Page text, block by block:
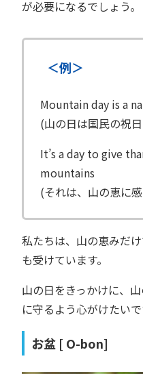
が必要になるでしょう。
＜例＞
Mountain day is a
(山の日は国民の祝
It’s a day to give
mountains
(それは、山の恵に
私たちは、山の恵みだ
も受けています。
山の日をきっかけに、
に守るよう心がけたいで
お盆 [ O-bon]